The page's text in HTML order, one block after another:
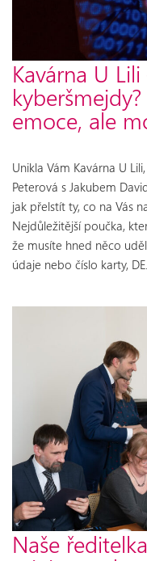
Kavárna U
emoce, ale
Unikla Vám Kavárna U
Peterová s Jakubem
jak přelstít ty, co na Vás
Nejdůležitější poučka,
že musíte hned něco
údaje nebo číslo karty,
Naše